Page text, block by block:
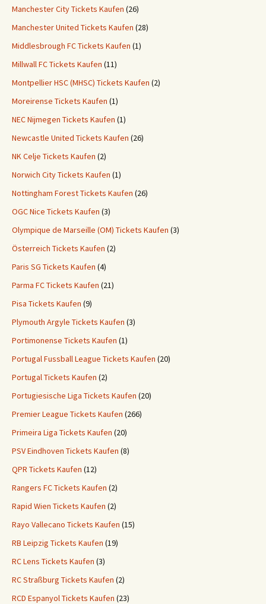
Manchester City Tickets Kaufen (26)
Manchester United Tickets Kaufen (28)
Middlesbrough FC Tickets Kaufen (1)
Millwall FC Tickets Kaufen (11)
Montpellier HSC (MHSC) Tickets Kaufen (2)
Moreirense Tickets Kaufen (1)
NEC Nijmegen Tickets Kaufen (1)
Newcastle United Tickets Kaufen (26)
NK Celje Tickets Kaufen (2)
Norwich City Tickets Kaufen (1)
Nottingham Forest Tickets Kaufen (26)
OGC Nice Tickets Kaufen (3)
Olympique de Marseille (OM) Tickets Kaufen (3)
Österreich Tickets Kaufen (2)
Paris SG Tickets Kaufen (4)
Parma FC Tickets Kaufen (21)
Pisa Tickets Kaufen (9)
Plymouth Argyle Tickets Kaufen (3)
Portimonense Tickets Kaufen (1)
Portugal Fussball League Tickets Kaufen (20)
Portugal Tickets Kaufen (2)
Portugiesische Liga Tickets Kaufen (20)
Premier League Tickets Kaufen (266)
Primeira Liga Tickets Kaufen (20)
PSV Eindhoven Tickets Kaufen (8)
QPR Tickets Kaufen (12)
Rangers FC Tickets Kaufen (2)
Rapid Wien Tickets Kaufen (2)
Rayo Vallecano Tickets Kaufen (15)
RB Leipzig Tickets Kaufen (19)
RC Lens Tickets Kaufen (3)
RC Straßburg Tickets Kaufen (2)
RCD Espanyol Tickets Kaufen (23)